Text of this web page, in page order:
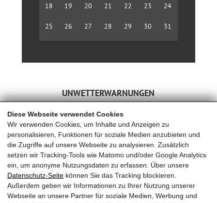
Diese Webseite verwendet Cookies
Wir verwenden Cookies, um Inhalte und Anzeigen zu
personalisieren, Funktionen für soziale Medien anzubieten und
die Zugriffe auf unsere Webseite zu analysieren. Zusätzlich
setzen wir Tracking-Tools wie Matomo und/oder Google Analytics
ein, um anonyme Nutzungsdaten zu erfassen. Über unsere
Datenschutz-Seite können Sie das Tracking blockieren.
Außerdem geben wir Informationen zu Ihrer Nutzung unserer
Webseite an unsere Partner für soziale Medien, Werbung und
18 19 20 21 22 23 24
25 26 27 28 29 30 31
UNWETTERWARNUNGEN